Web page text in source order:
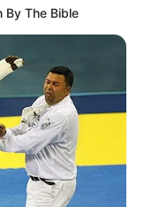
de la
By The Bible